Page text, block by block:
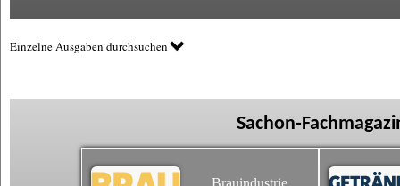
Einzelne Ausgaben durchsuchen
Sachon-
Brauindustrie